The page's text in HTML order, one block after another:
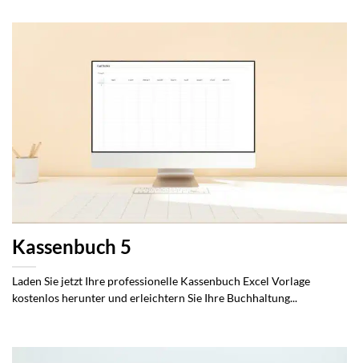
Kassenbuch 5
Laden Sie jetzt Ihre professionelle Kassenbuch Excel Vorlage
kostenlos herunter und erleichtern Sie Ihre Buchhaltung...